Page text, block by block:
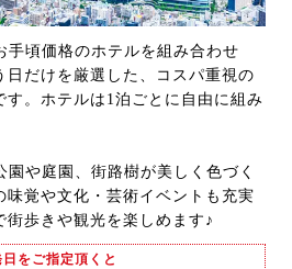
手頃価格のホテルを組み合わせ
日だけを厳選した、コスパ重視の
す。ホテルは1泊ごとに自由に組み
園や庭園、街路樹が美しく色づく
味覚や文化・芸術イベントも充実
街歩きや観光を楽しめます♪
をご指定頂くと